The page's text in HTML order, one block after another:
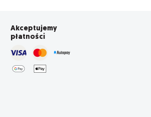
Akceptujemy
płatności